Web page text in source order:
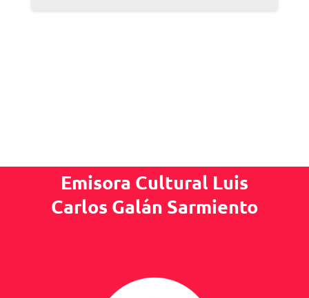
Emisora Cultural Luis
Carlos Galán Sarmiento